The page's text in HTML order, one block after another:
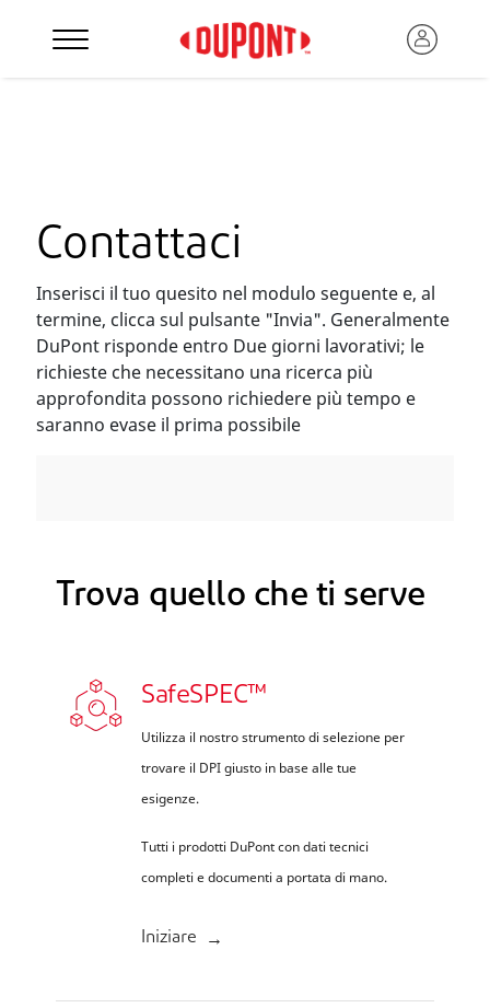
Contattaci
Inserisci il tuo quesito nel modulo seguente e, al
termine, clicca sul pulsante "Invia". Generalmente
DuPont risponde entro Due giorni lavorativi; le
richieste che necessitano una ricerca più
approfondita possono richiedere più tempo e
saranno evase il prima possibile
Trova quello che ti serve
SafeSPEC™
Utilizza il nostro strumento di selezione per
trovare il DPI giusto in base alle tue
esigenze.
Tutti i prodotti DuPont con dati tecnici
completi e documenti a portata di mano.
Iniziare